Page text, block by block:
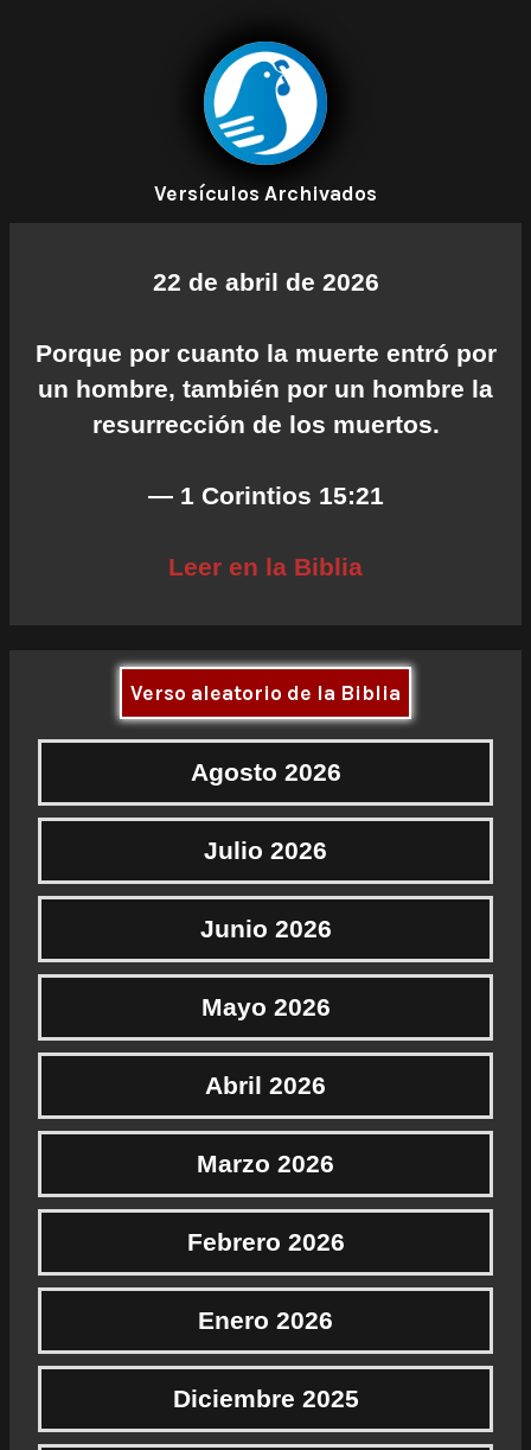
Versículos Archivados
22 de abril de 2026
Porque por cuanto la muerte entró por
un hombre, también por un hombre la
resurrección de los muertos.
— 1 Corintios 15:21
Leer en la Biblia
Verso aleatorio de la Biblia
Agosto 2026
Julio 2026
Junio 2026
Mayo 2026
Abril 2026
Marzo 2026
Febrero 2026
Enero 2026
Diciembre 2025